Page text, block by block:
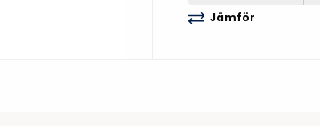
Tillbehör etikettprogram Jämför